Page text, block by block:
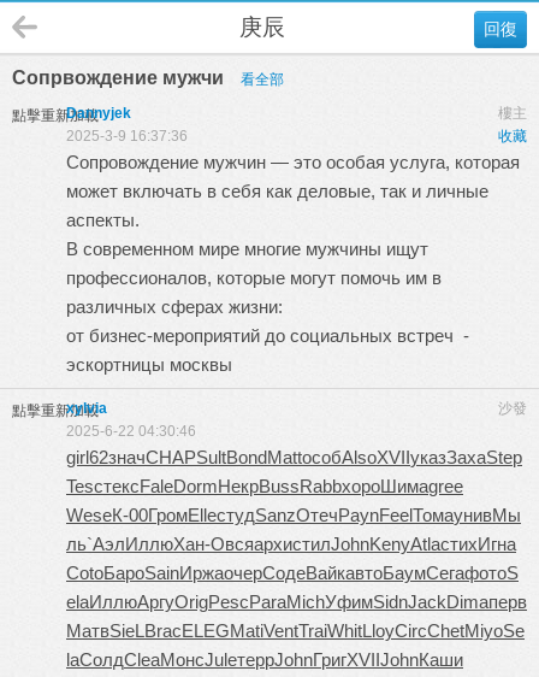
回復
庚辰
Сопрвождение мужчи 看全部
點擊重新加載 樓主
Dannyjek
收藏
2025-3-9 16:37:36
Сопровождение мужчин — это особая услуга, которая
может включать в себя как деловые, так и личные
аспекты.
В современном мире многие мужчины ищут
профессионалов, которые могут помочь им в
различных сферах жизни:
от бизнес-мероприятий до социальных встреч -
эскортницы москвы
點擊重新加載 沙發
xylvia
2025-6-22 04:30:46
girl62значCHAPSultBondMattособAlsoXVIIуказЗахаStep
TescтексFaleDormНекрBussRabbхороШимаgree
WeseК-00ГромElleстудSanzОтечPaynFeelТомаунивМы
ль`АэлИллюХан-ОвсяархистилJohnKenyAtlaстихИгна
CotoБароSainИржаочерСодеВайкавтоБаумСегафотоS
elaИллюАргуOrigPescParaMichУфимSidnJackDimaперв
МатвSieLBracELEGMatiVentTraiWhitLloyCircChetMiyoSe
laСолдCleaМонсJuleтеррJohnГригXVIIJohnКаши